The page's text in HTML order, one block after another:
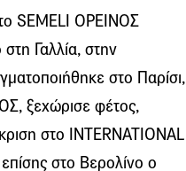
SEMELI ΟΡΕΙΝΟΣ
Γαλλία, στην
στο Παρίσι,
ξεχώρισε φέτος,
στο INTERNATIONAL
στο Βερολίνο ο